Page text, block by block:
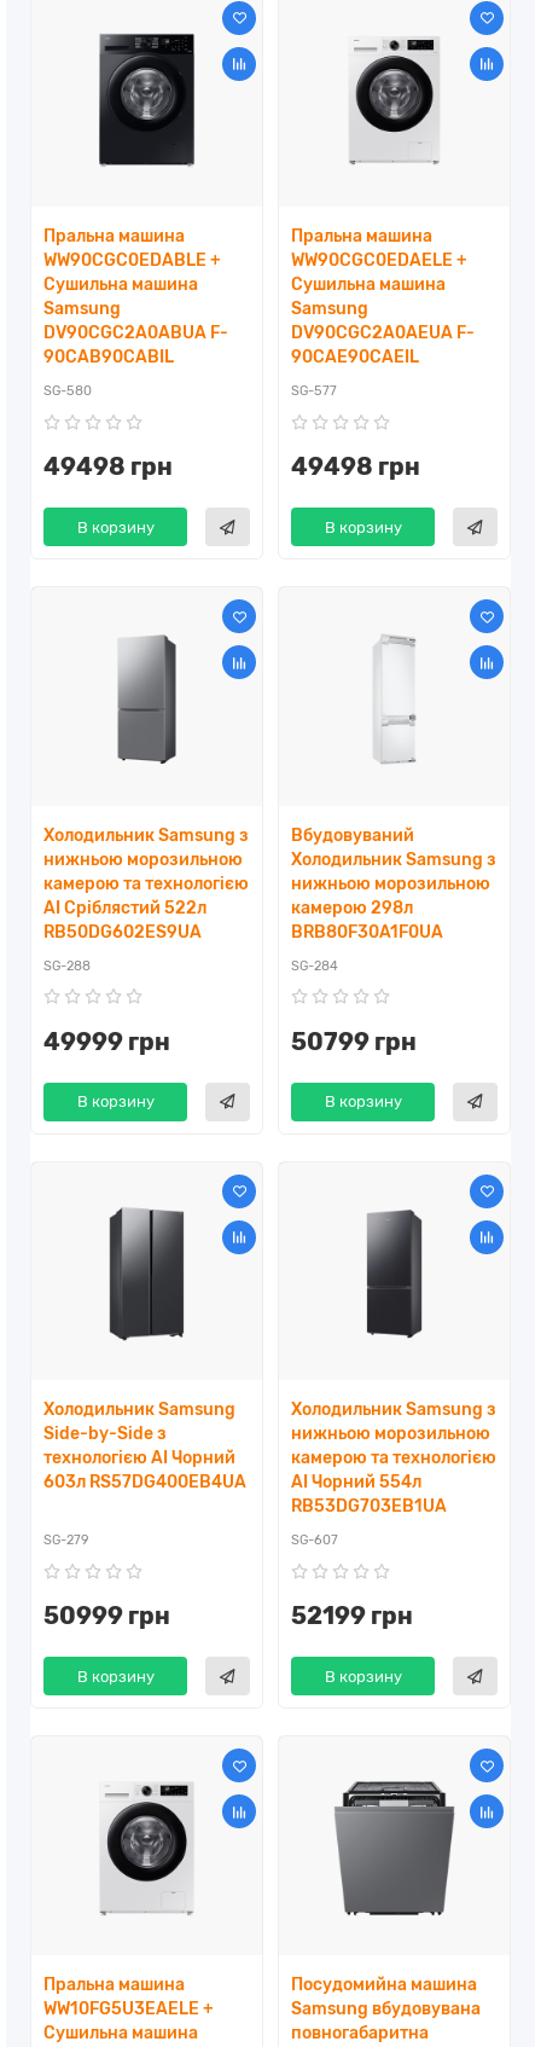
Пральна машина
WW90CGC0EDABLE +
Сушильна машина
Samsung
DV90CGC2A0ABUA F-
90CAB90CABIL
SG-580
49498 грн
В корзину
Пральна машина
WW90CGC0EDAELE +
Сушильна машина
Samsung
DV90CGC2A0AEUA F-
90CAE90CAEIL
SG-577
49498 грн
В корзину
Холодильник Samsung з
нижньою морозильною
камерою та технологією
AI Сріблястий 522л
RB50DG602ES9UA
SG-288
49999 грн
В корзину
Вбудовуваний
Холодильник Samsung з
нижньою морозильною
камерою 298л
BRB80F30A1F0UA
SG-284
50799 грн
В корзину
Холодильник Samsung
Side-by-Side з
технологією AI Чорний
603л RS57DG400EB4UA
SG-279
50999 грн
В корзину
Холодильник Samsung з
нижньою морозильною
камерою та технологією
AI Чорний 554л
RB53DG703EB1UA
SG-607
52199 грн
В корзину
Пральна машина
WW10FG5U3EAELE +
Сушильна машина
Посудомийна машина
Samsung вбудовувана
повногабаритна ​ ​